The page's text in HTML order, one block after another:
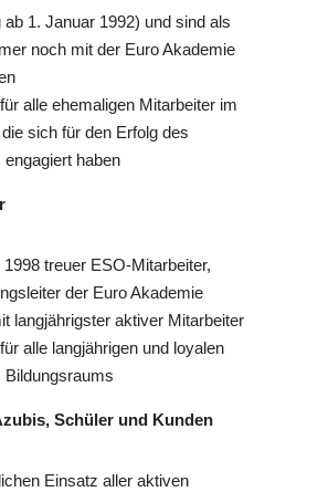
1. Januar 1992) und sind als
noch mit der Euro Akademie
alle ehemaligen Mitarbeiter im
sich für den Erfolg des
haben
treuer ESO-Mitarbeiter,
der Euro Akademie
langjährigster aktiver Mitarbeiter
alle langjährigen und loyalen
Bildungsraums
Schüler und Kunden
Einsatz aller aktiven